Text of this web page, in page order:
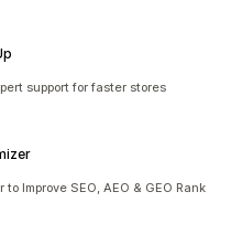
support for faster stores
Improve SEO, AEO & GEO Rank